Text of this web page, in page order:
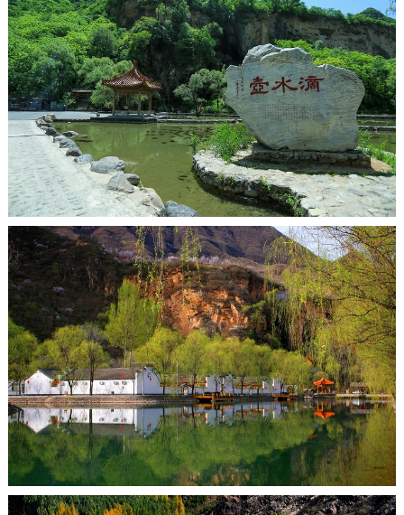
12345网上接诉即办 我要咨询 我要建议
参与调查 在线访谈 图说互动
走进北京
北京概况 十六区概览 人文北京
绿色北京 图说北京 视频北京
多语种
ENGLISH 한국어 日本語
DEUTSCH FRANÇAIS РУССКИЙ ЯЗЫК
ESPAÑOL العربية PORTUGUÊS
ITALIANO